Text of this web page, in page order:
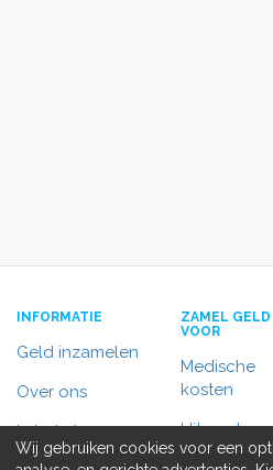
INFORMATIE
Geld inzamelen
Over ons
In het nieuws
ZAMEL GELD
VOOR
Medische
kosten
Uitvaart
Wij gebruiken cookies voor een